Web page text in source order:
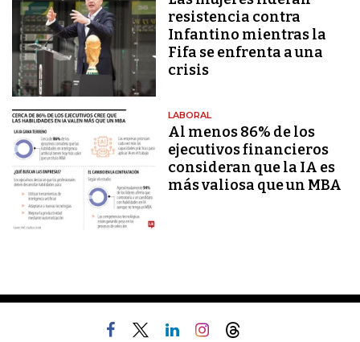
resistencia contra
Infantino mientras la
Fifa se enfrenta a una
crisis
LABORAL
Al menos 86% de los
ejecutivos financieros
consideran que la IA es
más valiosa que un MBA